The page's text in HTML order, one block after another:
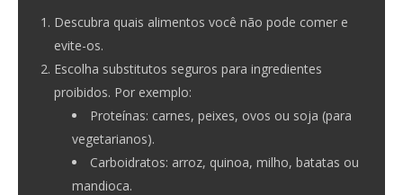
Descubra quais alimentos você não pode comer e
evite-os.
Escolha substitutos seguros para ingredientes
proibidos. Por exemplo:
Proteínas: carnes, peixes, ovos ou soja (para
vegetarianos).
Carboidratos: arroz, quinoa, milho, batatas ou
mandioca.